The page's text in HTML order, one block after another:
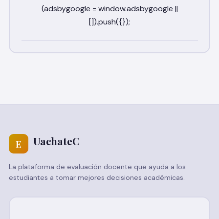
E UachateC
La plataforma de evaluación docente que ayuda a los
estudiantes a tomar mejores decisiones académicas.